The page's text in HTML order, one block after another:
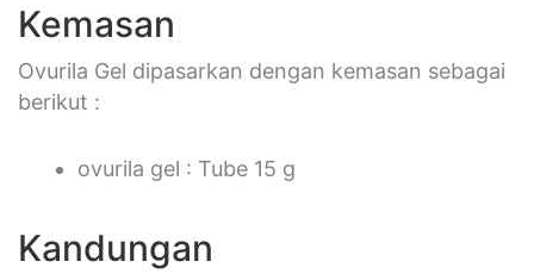
Kemasan
Ovurila Gel dipasarkan dengan kemasan sebagai
berikut :
ovurila gel : Tube 15 g
Kandungan